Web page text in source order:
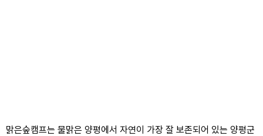
맑은숲캠프는 물맑은 양평에서 자연이 가장 잘 보존되어 있는 양평군